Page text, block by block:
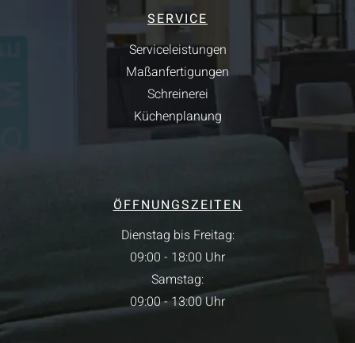
SERVICE
Serviceleistungen
Maßanfertigungen
Schreinerei
Küchenplanung
ÖFFNUNGSZEITEN
Dienstag bis Freitag:
09:00 - 18:00 Uhr
Samstag:
09:00 - 13:00 Uhr